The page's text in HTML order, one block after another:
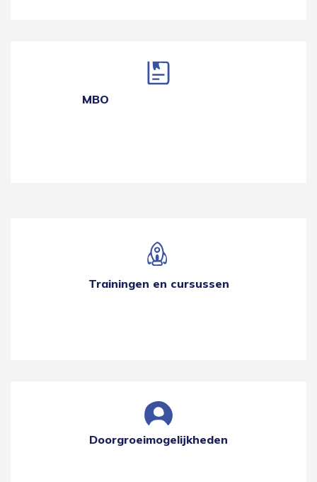
MBO
Trainingen en cursussen
Doorgroeimogelijkheden